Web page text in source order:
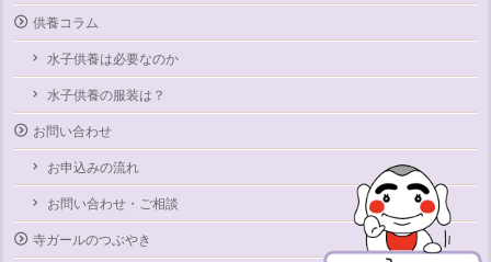
供養コラム
水子供養は必要なのか
水子供養の服装は？
お問い合わせ
お申込みの流れ
お問い合わせ・ご相談
寺ガールのつぶやき